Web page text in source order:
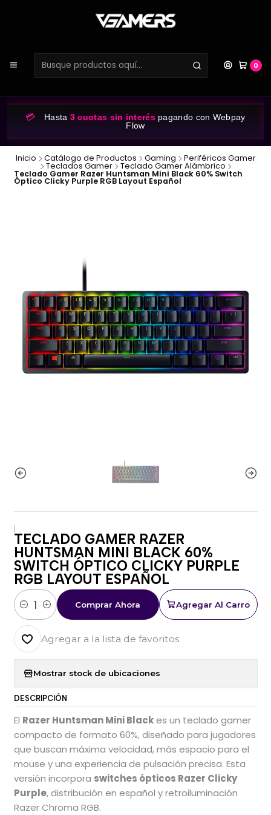
0
💳 Hasta 3 cuotas sin interéspagando con Webpay
Flow
Inicio Catálogo de Productos Gaming Periféricos Gamer
Teclados Gamer Teclado Gamer Alámbrico
Teclado Gamer Razer Huntsman Mini Black 60% Switch
Óptico Clicky Purple RGB Layout Español
|
TECLADO GAMER RAZER
HUNTSMAN MINI BLACK 60%
SWITCH ÓPTICO CLICKY PURPLE
RGB LAYOUT ESPAÑOL
Cantidad
Agregar Al Carro
Comprar Ahora
Agregar a la lista de favoritos
Mostrar stock de ubicaciones
DESCRIPCIÓN
El Razer Huntsman Mini Blackes un teclado gamer
compacto de formato 60%, diseñado para jugadores
que buscan máxima velocidad, más espacio para el
mouse y una experiencia de pulsación precisa. Esta
versión incorpora switches ópticos Razer Clicky
Purple, distribución en español y retroiluminación
Razer Chroma RGB.